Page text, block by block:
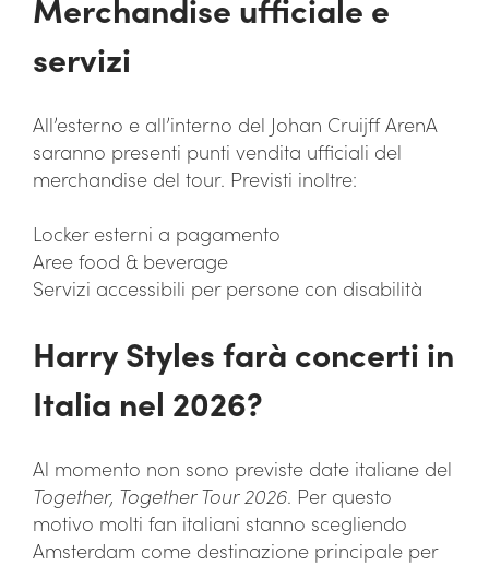
servizi
All’esterno e all’interno del Johan Cruijff ArenA
saranno presenti punti vendita ufficiali del
merchandise del tour. Previsti inoltre:
Locker esterni a pagamento
Aree food & beverage
Servizi accessibili per persone con disabilità
Harry Styles farà concerti in
Italia nel 2026?
Al momento non sono previste date italiane del
Together, Together Tour 2026. Per questo
motivo molti fan italiani stanno scegliendo
Amsterdam come destinazione principale per